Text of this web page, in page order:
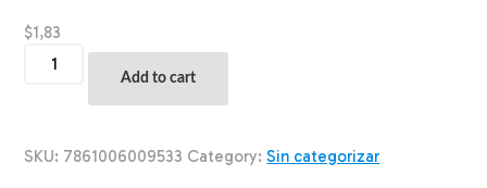
$1,83
De
Add to cart
SKU: 7861006009533 Category:Sin categorizar